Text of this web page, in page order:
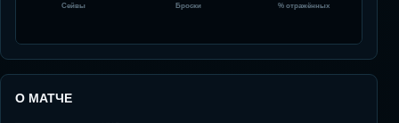
Сейвы Броски % отражённых
О МАТЧЕ